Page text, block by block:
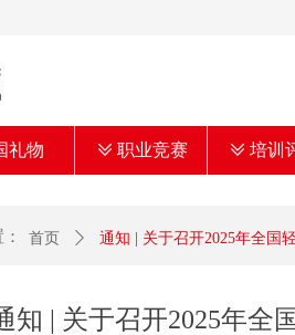
礼物 ꅂ 职业竞赛 ꅂ 培训
知 | 关于召开2025年全
首页 ꄲ 通知 | 关于召开2025年全国